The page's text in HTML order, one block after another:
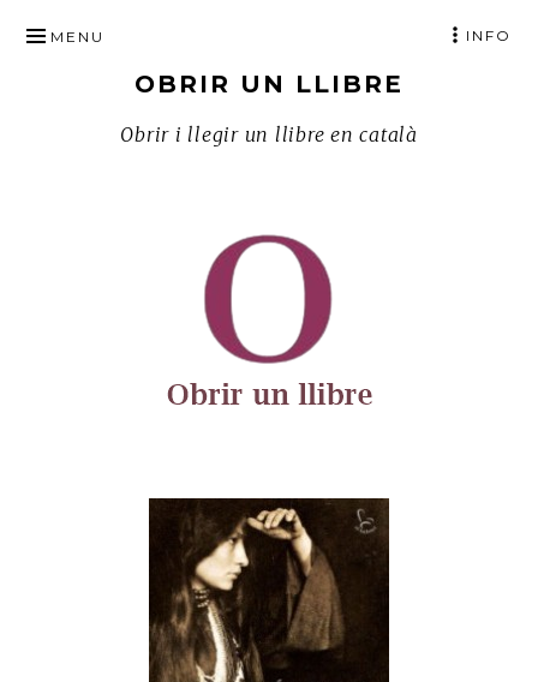
TO
CONTENTOBRIR UN LLIBRE
Obrir i llegir un llibre en català
MENU INFO